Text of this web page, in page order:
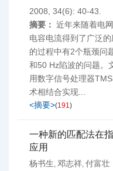
2008, 34(6): 40-43.
摘要： 近年来随着电
电容电流得到了广泛
的过程中有2个瓶颈问
和50 Hz陷波的问题。
用数字信号处理器
术相结合实现...
<摘要>(191)
一种新的匹配法在
应用
杨书生, 邓志祥, 付富壮